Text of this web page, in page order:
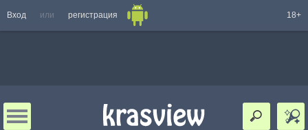
Вход или регистрация 18+